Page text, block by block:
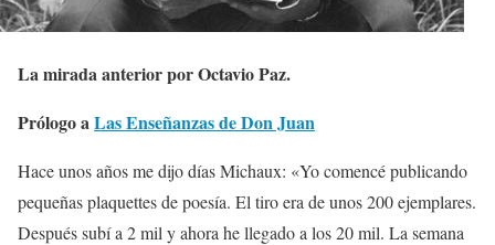
La mirada anterior por Octavio Paz.
Prólogo aLas Enseñanzas de Don Juan
Hace unos años me dijo días Michaux: «Yo comencé publicando
pequeñas plaquettes de poesía. El tiro era de unos 200 ejemplares.
Después subí a 2 mil y ahora he llegado a los 20 mil. La semana